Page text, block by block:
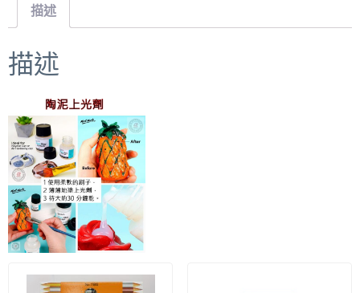
描述
描述